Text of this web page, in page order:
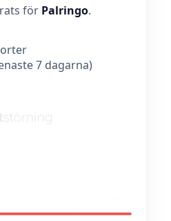
för Palringo.
7 dagarna)